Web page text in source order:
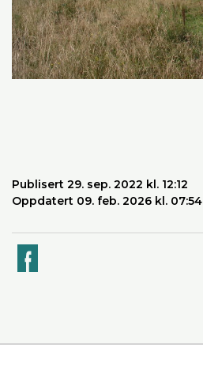
Publisert 29. sep. 2022 kl. 12:12
Oppdatert 09. feb. 2026 kl. 07:54